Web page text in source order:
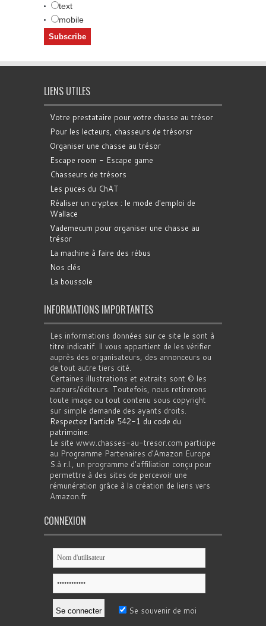
text
mobile
LIENS UTILES
Votre prestataire pour votre chasse au trésor
Pour les lecteurs, chasseurs de trésorsr
Organiser une chasse au trésor
Escape room - Escape game
Chasseurs de trésors
Les puces du ChAT
Réaliser un cryptex : le mode d'emploi de
Wallace
Vademecum pour organiser une chasse au
trésor
La machine à faire des rébus
Nos clés
La boussole
INFORMATIONS IMPORTANTES
Les informations données sur ce site le sont à
titre indicatif. Il vous appartient de les vérifier
auprès des organisateurs, des annonceurs ou
de tout autre tiers cité.
Certaines illustrations et extraits sont © les
auteurs/éditeurs. Toutefois, nous retirerons
toute image ou tout contenu sous copyright
sur simple demande des ayants droits.
Respectez l'article 542-1 du code du
patrimoine
Le site www.chasses-au-tresor.com participe
au Programme Partenaires d’Amazon Europe
S.à r.l., un programme d’affiliation conçu pour
permettre à des sites de percevoir une
rémunération grâce à la création de liens vers
Amazon.fr
CONNEXION
Se souvenir de moi